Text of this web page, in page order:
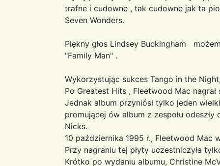
trafne i cudowne , tak cudowne jak ta
Seven Wonders.
Piękny głos Lindsey Buckingham
"Family Man" .
Wykorzystując sukces Tango in the
Po Greatest Hits , Fleetwood Mac
Jednak album przyniósł tylko jeden
promującej ów album z zespołu
Nicks.
10 października 1995 r., Fleetwood Mac
Przy nagraniu tej płyty uczestniczyła
Krótko po wydaniu albumu, Christine